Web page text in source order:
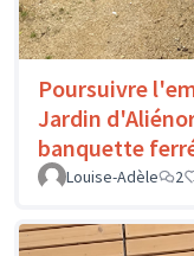
Poursuivre
Jardin
banquette
Louise-Adèle 2